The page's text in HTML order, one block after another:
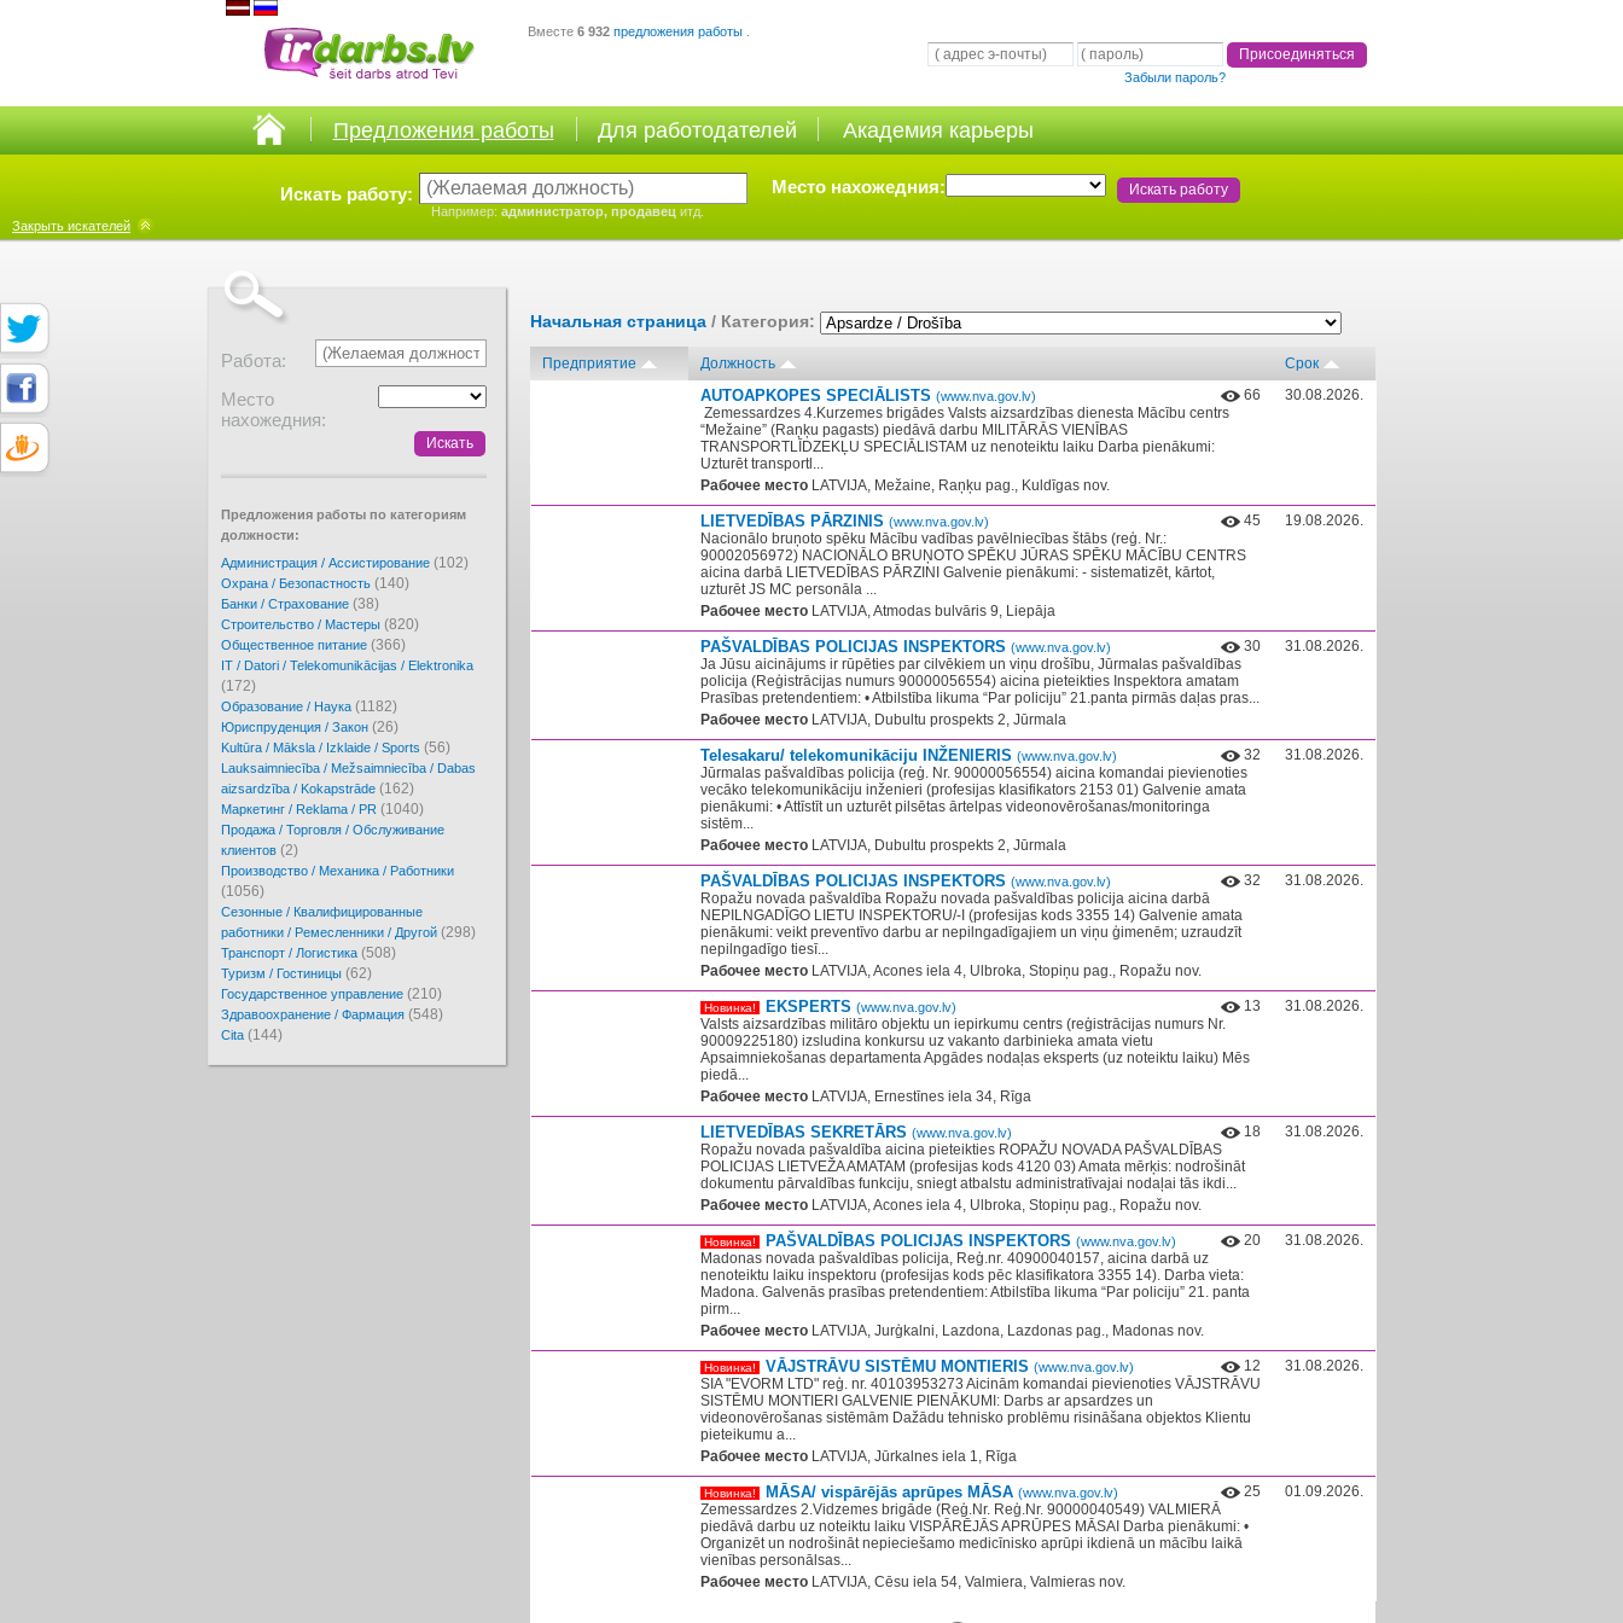
Вместе 6 932 предложения работы
Забыли пароль?
Предложения работы Для работодателей Академия карьеры
Искать работу:
Например: администратор, продавец итд.
Место нахожедния:
Закрыть искателей
Работа:
Место
нахожедния:
Предложения работы по категориям
должности:
Администрация / Ассистирование (102)
Охрана / Безопастность (140)
Банки / Страхование (38)
Cтроительство / Мастеры (820)
Oбщественное питание (366)
IT / Datori / Telekomunikācijas / Elektronika
(172)
Образование / Наука (1182)
Юриспруденция / Закон (26)
Kultūra / Māksla / Izklaide / Sports (56)
Lauksaimniecība / Mežsaimniecība / Dabas
aizsardzība / Kokapstrāde (162)
Маркетинг / Reklama / PR (1040)
Продажа / Торговля / Обслуживание
клиентов (2)
Производство / Механика / Работники
(1056)
Сезонные / Квалифицированные
работники / Ремесленники / Другой (298)
Транспорт / Логистика (508)
Туризм / Гостиницы (62)
Государственное управление (210)
Здравоохранение / Фармация (548)
Cita (144)
Начальная страница / Категория:
Предприятие Должность Срок
AUTOAPKOPES SPECIĀLISTS (www.nva.gov.lv)
66
​ Zemessardzes 4.Kurzemes brigādes Valsts aizsardzības dienesta Mācību centrs
“Mežaine” (Raņķu pagasts) piedāvā darbu MILITĀRĀS VIENĪBAS
TRANSPORTLĪDZEKĻU SPECIĀLISTAM uz nenoteiktu laiku Darba pienākumi:
Uzturēt transportl...
Рабочее место LATVIJA, Mežaine, Raņķu pag., Kuldīgas nov.
30.08.2026.
LIETVEDĪBAS PĀRZINIS (www.nva.gov.lv)
45
Nacionālo bruņoto spēku Mācību vadības pavēlniecības štābs (reģ. Nr.:
90002056972) NACIONĀLO BRUŅOTO SPĒKU JŪRAS SPĒKU MĀCĪBU CENTRS​
aicina darbā LIETVEDĪBAS PĀRZINI Galvenie pienākumi: - sistematizēt, kārtot,
uzturēt JS MC personāla ...
Рабочее место LATVIJA, Atmodas bulvāris 9, Liepāja
19.08.2026.
PAŠVALDĪBAS POLICIJAS INSPEKTORS (www.nva.gov.lv)
30
Ja Jūsu aicinājums ir rūpēties par cilvēkiem un viņu drošību, Jūrmalas pašvaldības
policija (Reģistrācijas numurs 90000056554) aicina pieteikties Inspektora amatam
Prasības pretendentiem: • Atbilstība likuma “Par policiju” 21.panta pirmās daļas pras...
Рабочее место LATVIJA, Dubultu prospekts 2, Jūrmala
31.08.2026.
Telesakaru/ telekomunikāciju INŽENIERIS (www.nva.gov.lv)
32
Jūrmalas pašvaldības policija (reģ. Nr. 90000056554) aicina komandai pievienoties
vecāko telekomunikāciju inženieri (profesijas klasifikators 2153 01) Galvenie amata
pienākumi: • Attīstīt un uzturēt pilsētas ārtelpas videonovērošanas/monitoringa
sistēm...
Рабочее место LATVIJA, Dubultu prospekts 2, Jūrmala
31.08.2026.
PAŠVALDĪBAS POLICIJAS INSPEKTORS (www.nva.gov.lv)
32
Ropažu novada pašvaldība Ropažu novada pašvaldības policija aicina darbā
NEPILNGADĪGO LIETU INSPEKTORU/-I (profesijas kods 3355 14) Galvenie amata
pienākumi: veikt preventīvo darbu ar nepilngadīgajiem un viņu ģimenēm; uzraudzīt
nepilngadīgo tiesī...
Рабочее место LATVIJA, Acones iela 4, Ulbroka, Stopiņu pag., Ropažu nov.
31.08.2026.
Новинка! EKSPERTS (www.nva.gov.lv)
13
Valsts aizsardzības militāro objektu un iepirkumu centrs (reģistrācijas numurs Nr.
90009225180) izsludina konkursu uz vakanto darbinieka amata vietu
Apsaimniekošanas departamenta Apgādes nodaļas eksperts (uz noteiktu laiku) Mēs
piedā...
Рабочее место LATVIJA, Ernestīnes iela 34, Rīga
31.08.2026.
LIETVEDĪBAS SEKRETĀRS (www.nva.gov.lv)
18
Ropažu novada pašvaldība aicina pieteikties ROPAŽU NOVADA PAŠVALDĪBAS
POLICIJAS LIETVEŽA AMATAM (profesijas kods 4120 03) Amata mērķis: nodrošināt
dokumentu pārvaldības funkciju, sniegt atbalstu administratīvajai nodaļai tās ikdi...
Рабочее место LATVIJA, Acones iela 4, Ulbroka, Stopiņu pag., Ropažu nov.
31.08.2026.
Новинка! PAŠVALDĪBAS POLICIJAS INSPEKTORS (www.nva.gov.lv)
20
Madonas novada pašvaldības policija, Reģ.nr. 40900040157, aicina darbā uz
nenoteiktu laiku inspektoru (profesijas kods pēc klasifikatora 3355 14). Darba vieta:
Madona. Galvenās prasības pretendentiem: Atbilstība likuma “Par policiju” 21. panta
pirm...
Рабочее место LATVIJA, Jurģkalni, Lazdona, Lazdonas pag., Madonas nov.
31.08.2026.
Новинка! VĀJSTRĀVU SISTĒMU MONTIERIS (www.nva.gov.lv)
12
SIA "EVORM LTD" reģ. nr. 40103953273 Aicinām komandai pievienoties VĀJSTRĀVU
SISTĒMU MONTIERI GALVENIE PIENĀKUMI: Darbs ar apsardzes un
videonovērošanas sistēmām Dažādu tehnisko problēmu risināšana objektos Klientu
pieteikumu a...
Рабочее место LATVIJA, Jūrkalnes iela 1, Rīga
31.08.2026.
Новинка! MĀSA/ vispārējās aprūpes MĀSA (www.nva.gov.lv)
25
Zemessardzes 2.Vidzemes brigāde (Reģ.Nr. Reģ.Nr. 90000040549) VALMIERĀ
piedāvā darbu uz noteiktu laiku VISPĀRĒJĀS APRŪPES MĀSAI Darba pienākumi: •
Organizēt un nodrošināt nepieciešamo medicīnisko aprūpi ikdienā un mācību laikā
vienības personālsas...
Рабочее место LATVIJA, Cēsu iela 54, Valmiera, Valmieras nov.
01.09.2026.